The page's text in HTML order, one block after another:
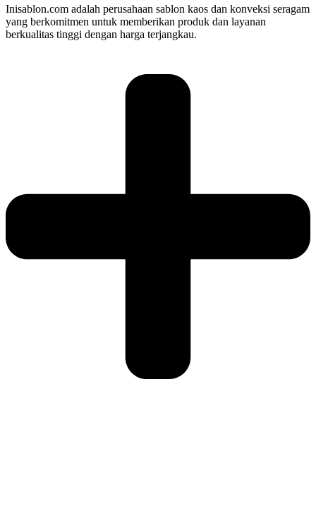
Inisablon.com adalah perusahaan sablon kaos dan konveksi seragam
yang berkomitmen untuk memberikan produk dan layanan
berkualitas tinggi dengan harga terjangkau.